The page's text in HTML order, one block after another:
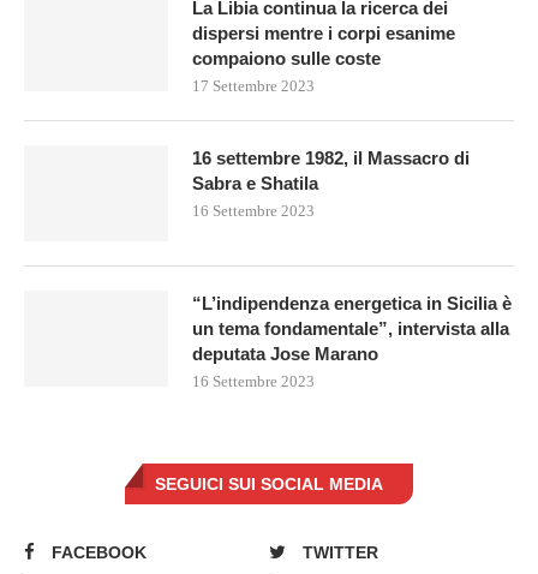
La Libia continua la ricerca dei
dispersi mentre i corpi esanime
compaiono sulle coste
17 Settembre 2023
16 settembre 1982, il Massacro di
Sabra e Shatila
16 Settembre 2023
“L’indipendenza energetica in Sicilia è
un tema fondamentale”, intervista alla
deputata Jose Marano
16 Settembre 2023
SEGUICI SUI SOCIAL MEDIA
FACEBOOK
TWITTER